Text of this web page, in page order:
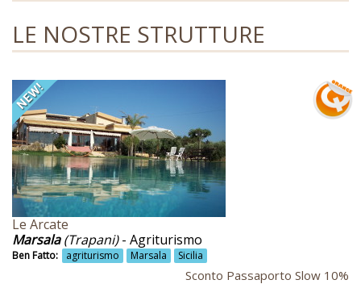
t
o
n
+
Abruzzo
Accampamento rurale
Accogienza animali
Accoglienza
Accoglienza in lingua
Aceto balsamico
Acqua da fonte
LE NOSTRE STRUTTURE
Le Arcate
Marsala(Trapani)- Agriturismo
Ben Fatto: agriturismo Marsala Sicilia
Sconto Passaporto Slow 10%